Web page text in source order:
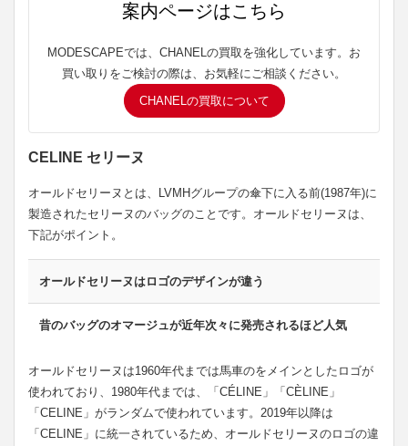
案内ページはこちら
MODESCAPEでは、CHANELの買取を強化しています。お
買い取りをご検討の際は、お気軽にご相談ください。
CHANELの買取について
CELINE セリーヌ
オールドセリーヌとは、LVMHグループの傘下に入る前(1987年)に
製造されたセリーヌのバッグのことです。オールドセリーヌは、
下記がポイント。
オールドセリーヌはロゴのデザインが違う
昔のバッグのオマージュが近年次々に発売されるほど人気
オールドセリーヌは1960年代までは馬車のをメインとしたロゴが
使われており、1980年代までは、「CÉLINE」「CÈLINE」
「CELINE」がランダムで使われています。2019年以降は
「CELINE」に統一されているため、オールドセリーヌのロゴの違